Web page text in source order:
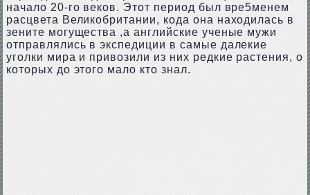
начало 20-го веков. Этот период был вре5менем
расцвета Великобритании, кода она находилась в
зените могущества ,а английские ученые мужи
отправлялись в экспедиции в самые далекие
уголки мира и привозили из них редкие растения, о
которых до этого мало кто знал.